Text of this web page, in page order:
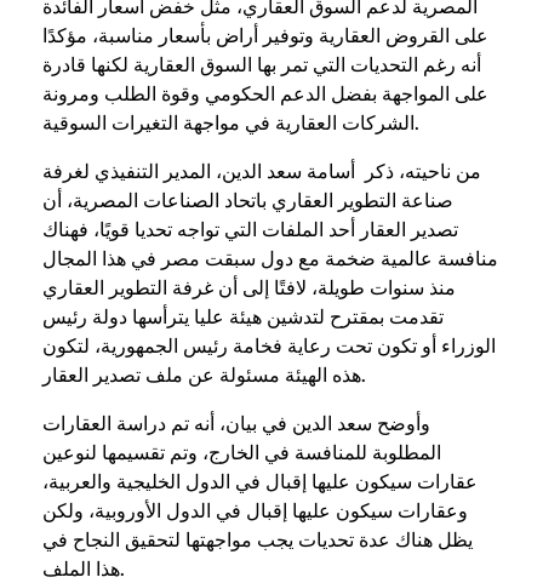
المصرية لدعم السوق العقاري، مثل خفض أسعار الفائدة
على القروض العقارية وتوفير أراض بأسعار مناسبة، مؤكدًا
أنه رغم التحديات التي تمر بها السوق العقارية لكنها قادرة
على المواجهة بفضل الدعم الحكومي وقوة الطلب ومرونة
الشركات العقارية في مواجهة التغيرات السوقية.
من ناحيته، ذكر أسامة سعد الدين، المدير التنفيذي لغرفة
صناعة التطوير العقاري باتحاد الصناعات المصرية، أن
تصدير العقار أحد الملفات التي تواجه تحديا قويًا، فهناك
منافسة عالمية ضخمة مع دول سبقت مصر في هذا المجال
منذ سنوات طويلة، لافتًا إلى أن غرفة التطوير العقاري
تقدمت بمقترح لتدشين هيئة عليا يترأسها دولة رئيس
الوزراء أو تكون تحت رعاية فخامة رئيس الجمهورية، لتكون
هذه الهيئة مسئولة عن ملف تصدير العقار.
وأوضح سعد الدين في بيان، أنه تم دراسة العقارات
المطلوبة للمنافسة في الخارج، وتم تقسيمها لنوعين
عقارات سيكون عليها إقبال في الدول الخليجية والعربية،
وعقارات سيكون عليها إقبال في الدول الأوروبية، ولكن
يظل هناك عدة تحديات يجب مواجهتها لتحقيق النجاح في
هذا الملف.